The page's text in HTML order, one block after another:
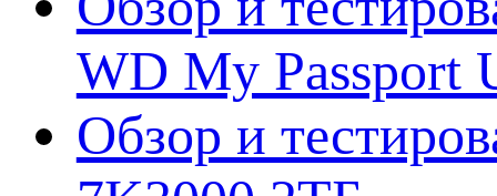
WD My Passport
Обзор и